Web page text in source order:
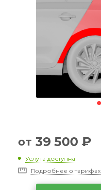
от 39 500 ₽
Услуга доступна
Подробнее о тарифах